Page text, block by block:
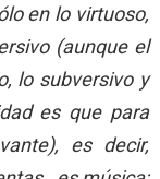
en lo virtuoso,
(aunque el
lo subversivo y
es que para
es decir,